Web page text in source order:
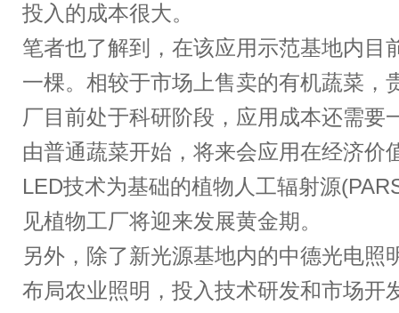
投入的成本很大。
笔者也了解到，在该应用示范基地内目
一棵。相较于市场上售卖的有机蔬菜，
厂目前处于科研阶段，应用成本还需要
由普通蔬菜开始，将来会应用在经济价
LED技术为基础的植物人工辐射源
见植物工厂将迎来发展黄金期。
另外，除了新光源基地内的中德光电
布局农业照明，投入技术研发和市场开